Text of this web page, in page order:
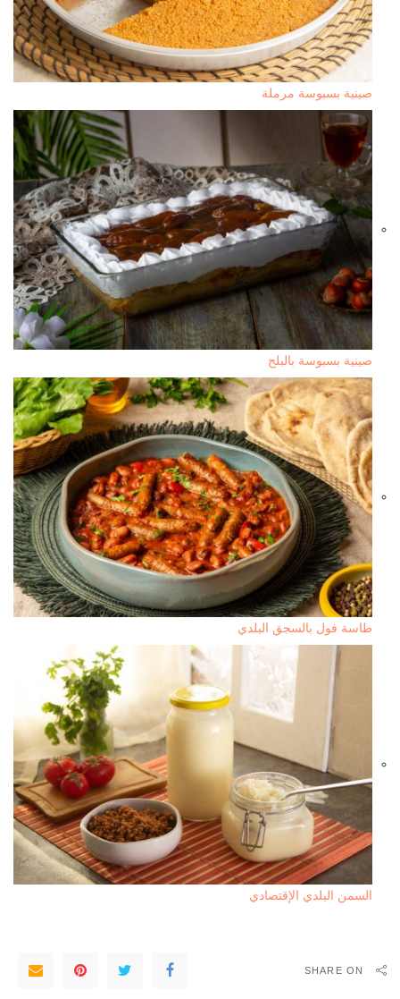
صينية بسبوسة مرملة
صينية بسبوسة بالبلح
طاسة فول بالسجق البلدي
السمن البلدي الإقتصادي
SHARE ON